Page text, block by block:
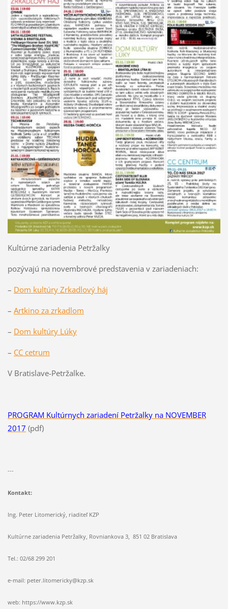
Kultúrne zariadenia Petržalky
pozývajú na novembrové predstavenia v zariadeniach:
– Dom kultúry Zrkadlový háj
– Artkino za zrkadlom
– Dom kultúry Lúky
– CC cetrum
V Bratislave-Petržalke.
PROGRAM Kultúrnych zariadení Petržalky na NOVEMBER
2017 (pdf)
---
Kontakt:
Ing. Peter Litomerický, riaditeľ KZP
Kultúrne zariadenia Petržalky, Rovniankova 3, 851 02 Bratislava
Tel.: 02/68 299 201
e-mail: peter.litomericky@kzp.sk
web: https://www.kzp.sk